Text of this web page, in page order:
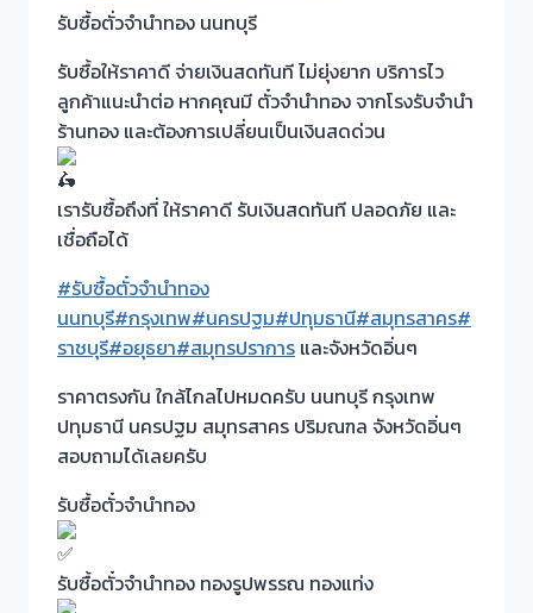
รับซื้อตั่วจำนำทอง นนทบุรี
รับซื้อให้ราคาดี จ่ายเงินสดทันที ไม่ยุ่งยาก บริการไว
ลูกค้าแนะนำต่อ หากคุณมี ตั๋วจำนำทอง จากโรงรับจำนำ
ร้านทอง และต้องการเปลี่ยนเป็นเงินสดด่วน
เรารับซื้อถึงที่ ให้ราคาดี รับเงินสดทันที ปลอดภัย และ
เชื่อถือได้
#รับซื้อตั๋วจำนำทอง
นนทบุรี#กรุงเทพ#นครปฐม#ปทุมธานี#สมุทรสาคร#
ราชบุรี#อยุธยา#สมุทรปราการ และจังหวัดอิ่นๆ
ราคาตรงกัน ใกล้ไกลไปหมดครับ นนทบุรี กรุงเทพ
ปทุมธานี นครปฐม สมุทรสาคร ปริมณฑล จังหวัดอิ่นๆ
สอบถามได้เลยครับ
รับซื้อตั๋วจำนำทอง
รับซื้อตั๋วจำนำทอง ทองรูปพรรณ ทองแท่ง